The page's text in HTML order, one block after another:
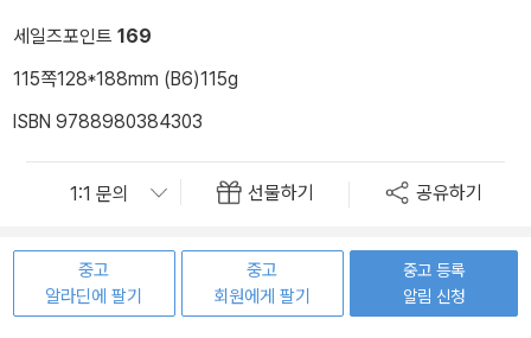
세일즈포인트 169
115쪽128*188mm (B6)115g
ISBN 9788980384303
선물하기 공유하기
중고
알라딘에 팔기
중고
회원에게 팔기
중고 등록
알림 신청